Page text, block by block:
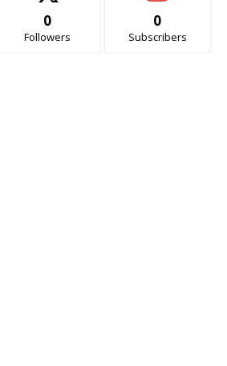
0
Followers
0
Subscribers